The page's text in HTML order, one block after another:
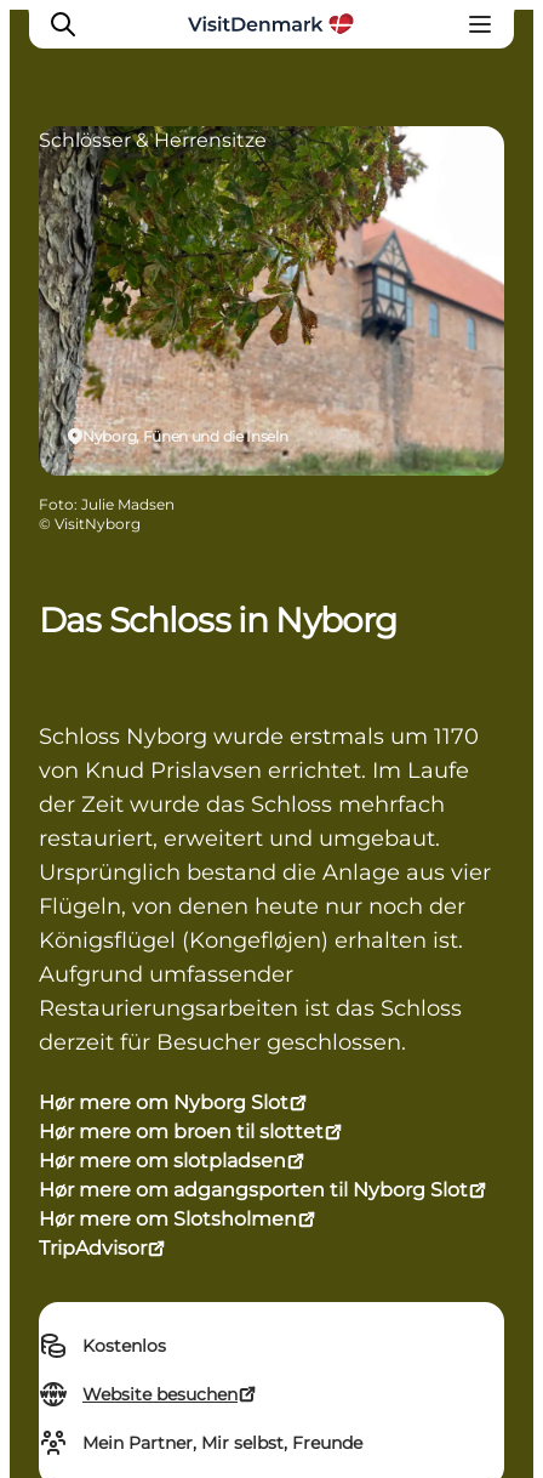
Inspiration
Regionen
Erlebnisse
Unterkünfte
Reiseplanung
Das Schloss in Nyborg
Schloss Nyborg wurde erstmals um 1170
von Knud Prislavsen errichtet. Im Laufe
der Zeit wurde das Schloss mehrfach
restauriert, erweitert und umgebaut.
Ursprünglich bestand die Anlage aus vier
Flügeln, von denen heute nur noch der
Königsflügel (Kongefløjen) erhalten ist.
Aufgrund umfassender
Restaurierungsarbeiten ist das Schloss
derzeit für Besucher geschlossen.
Hør mere om Nyborg Slot
Hør mere om broen til slottet
Hør mere om slotpladsen
Hør mere om adgangsporten til Nyborg Slot
Hør mere om Slotsholmen
TripAdvisor
Kostenlos
Website besuchen
Mein Partner, Mir selbst, Freunde
Nyborg, Fünen und die Inseln
Schlösser & Herrensitze
Foto: Julie Madsen
© VisitNyborg